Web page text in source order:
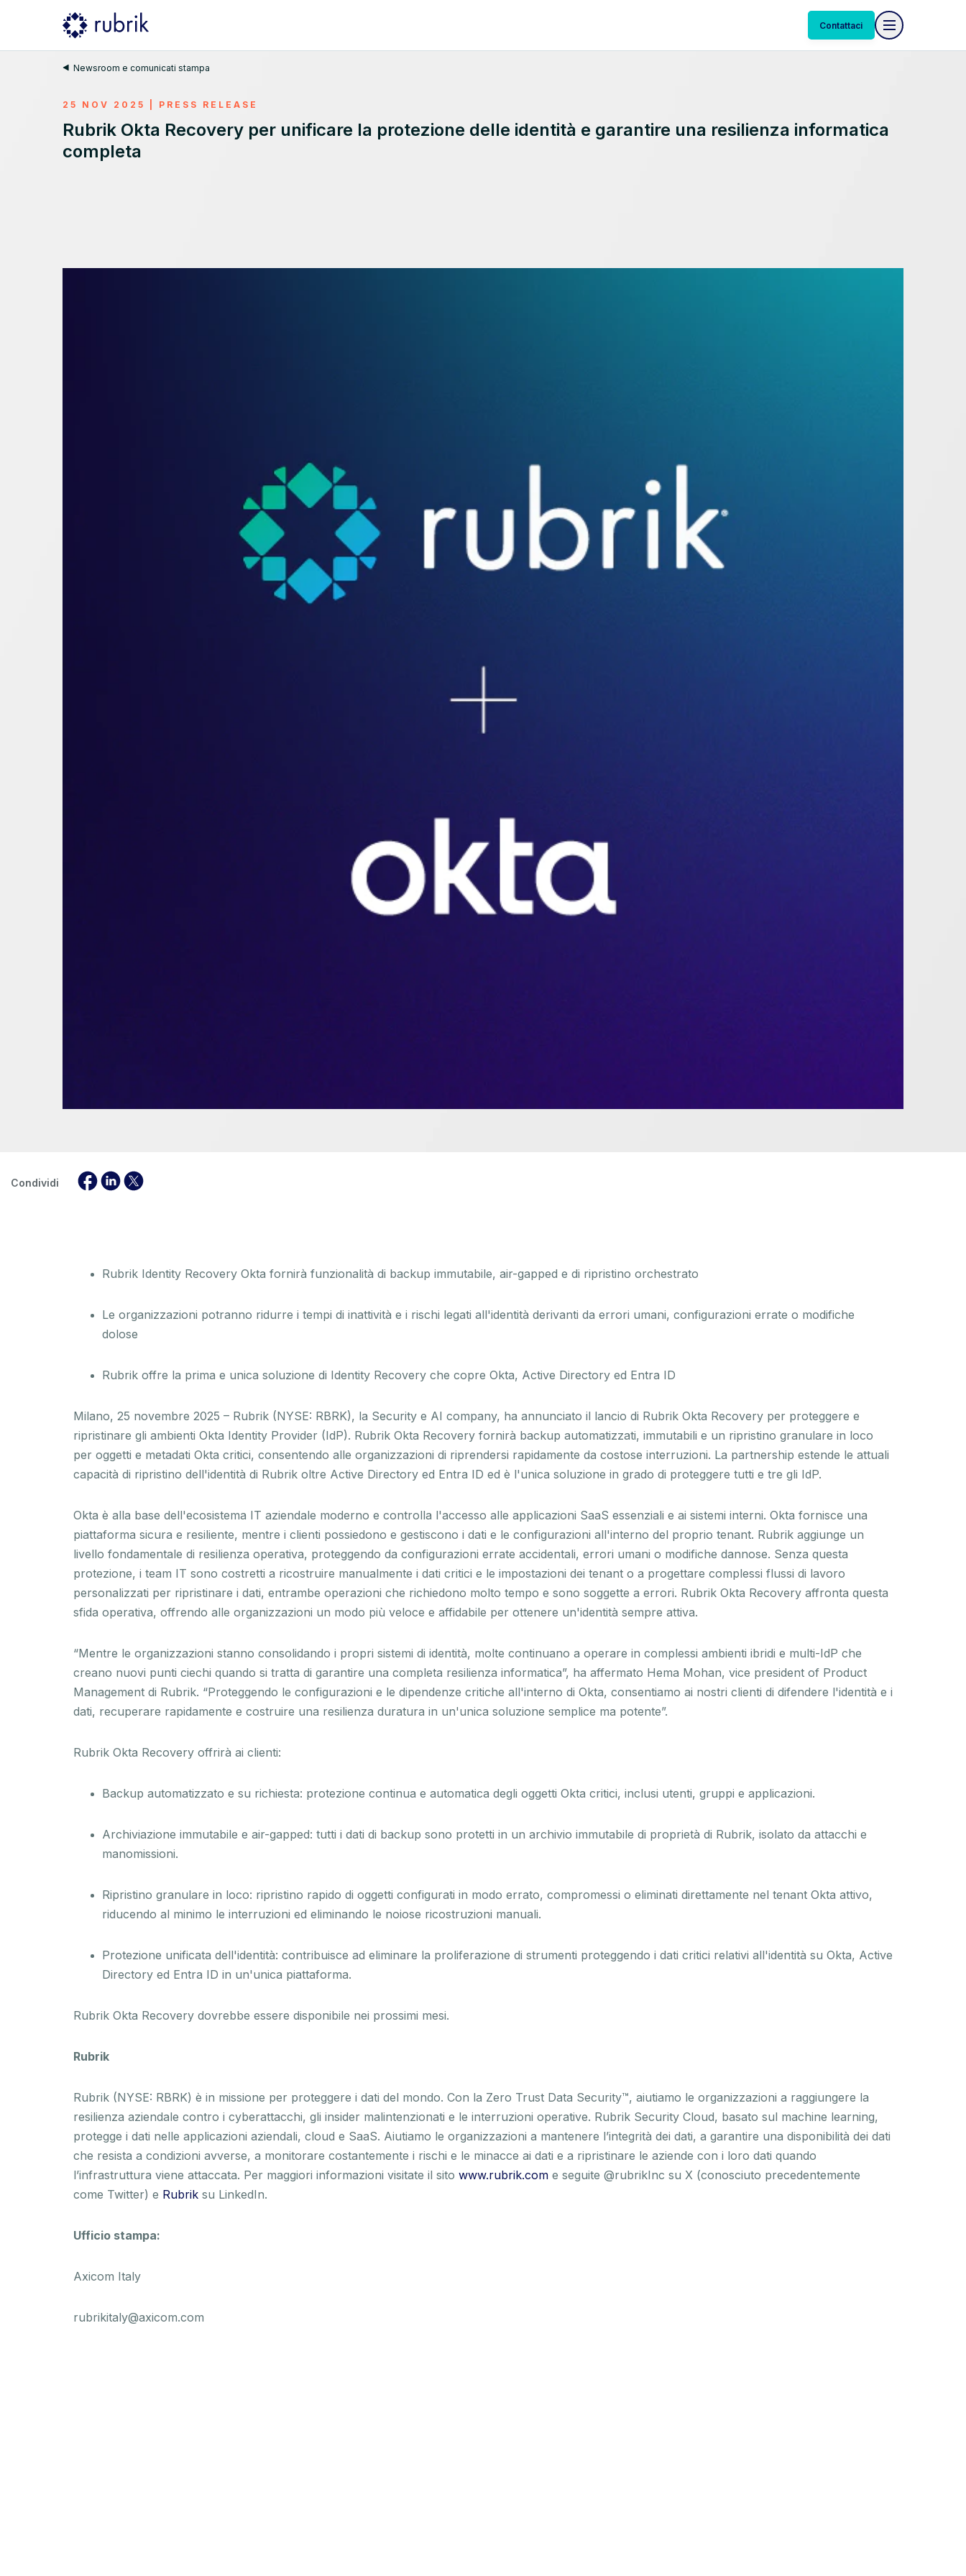
Contattaci
Newsroom e comunicati stampa
25 NOV 2025 PRESS RELEASE
Rubrik Okta Recovery per unificare la protezione delle identità e garantire una resilienza informatica
completa
Condividi
Rubrik Identity Recovery Okta fornirà funzionalità di backup immutabile, air-gapped e di ripristino orchestrato
Le organizzazioni potranno ridurre i tempi di inattività e i rischi legati all'identità derivanti da errori umani, configurazioni errate o modifiche
dolose
Rubrik offre la prima e unica soluzione di Identity Recovery che copre Okta, Active Directory ed Entra ID
Milano, 25 novembre 2025 – Rubrik (NYSE: RBRK), la Security e AI company, ha annunciato il lancio di Rubrik Okta Recovery per proteggere e
ripristinare gli ambienti Okta Identity Provider (IdP). Rubrik Okta Recovery fornirà backup automatizzati, immutabili e un ripristino granulare in loco
per oggetti e metadati Okta critici, consentendo alle organizzazioni di riprendersi rapidamente da costose interruzioni. La partnership estende le attuali
capacità di ripristino dell'identità di Rubrik oltre Active Directory ed Entra ID ed è l'unica soluzione in grado di proteggere tutti e tre gli IdP.
Okta è alla base dell'ecosistema IT aziendale moderno e controlla l'accesso alle applicazioni SaaS essenziali e ai sistemi interni. Okta fornisce una
piattaforma sicura e resiliente, mentre i clienti possiedono e gestiscono i dati e le configurazioni all'interno del proprio tenant. Rubrik aggiunge un
livello fondamentale di resilienza operativa, proteggendo da configurazioni errate accidentali, errori umani o modifiche dannose. Senza questa
protezione, i team IT sono costretti a ricostruire manualmente i dati critici e le impostazioni dei tenant o a progettare complessi flussi di lavoro
personalizzati per ripristinare i dati, entrambe operazioni che richiedono molto tempo e sono soggette a errori. Rubrik Okta Recovery affronta questa
sfida operativa, offrendo alle organizzazioni un modo più veloce e affidabile per ottenere un'identità sempre attiva.
“Mentre le organizzazioni stanno consolidando i propri sistemi di identità, molte continuano a operare in complessi ambienti ibridi e multi-IdP che
creano nuovi punti ciechi quando si tratta di garantire una completa resilienza informatica”, ha affermato Hema Mohan, vice president of Product
Management di Rubrik. “Proteggendo le configurazioni e le dipendenze critiche all'interno di Okta, consentiamo ai nostri clienti di difendere l'identità e i
dati, recuperare rapidamente e costruire una resilienza duratura in un'unica soluzione semplice ma potente”.
Rubrik Okta Recovery offrirà ai clienti:
Backup automatizzato e su richiesta: protezione continua e automatica degli oggetti Okta critici, inclusi utenti, gruppi e applicazioni.
Archiviazione immutabile e air-gapped: tutti i dati di backup sono protetti in un archivio immutabile di proprietà di Rubrik, isolato da attacchi e
manomissioni.
Ripristino granulare in loco: ripristino rapido di oggetti configurati in modo errato, compromessi o eliminati direttamente nel tenant Okta attivo,
riducendo al minimo le interruzioni ed eliminando le noiose ricostruzioni manuali.
Protezione unificata dell'identità: contribuisce ad eliminare la proliferazione di strumenti proteggendo i dati critici relativi all'identità su Okta, Active
Directory ed Entra ID in un'unica piattaforma.
Rubrik Okta Recovery dovrebbe essere disponibile nei prossimi mesi.
Rubrik
Rubrik (NYSE: RBRK) è in missione per proteggere i dati del mondo. Con la Zero Trust Data Security™, aiutiamo le organizzazioni a raggiungere la
resilienza aziendale contro i cyberattacchi, gli insider malintenzionati e le interruzioni operative. Rubrik Security Cloud, basato sul machine learning,
protegge i dati nelle applicazioni aziendali, cloud e SaaS. Aiutiamo le organizzazioni a mantenere l’integrità dei dati, a garantire una disponibilità dei dati
che resista a condizioni avverse, a monitorare costantemente i rischi e le minacce ai dati e a ripristinare le aziende con i loro dati quando
l’infrastruttura viene attaccata. Per maggiori informazioni visitate il sito www.rubrik.com e seguite @rubrikInc su X (conosciuto precedentemente
come Twitter) e Rubrik su LinkedIn.
Ufficio stampa:
Axicom Italy
rubrikitaly@axicom.com